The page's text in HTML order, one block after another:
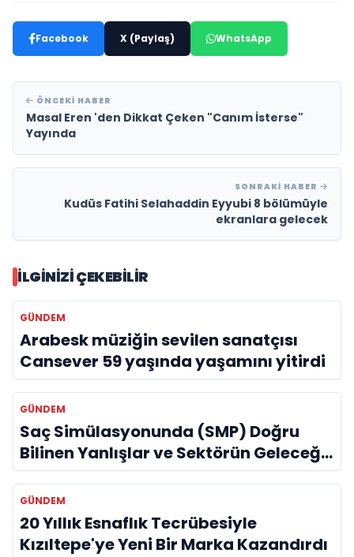
Facebook X (Paylaş) WhatsApp
ÖNCEKI HABER
Masal Eren 'den Dikkat Çeken "Canım İsterse"
Yayında
SONRAKI HABER
Kudüs Fatihi Selahaddin Eyyubi 8 bölümüyle
ekranlara gelecek
İLGINIZI ÇEKEBILIR
GÜNDEM
Arabesk müziğin sevilen sanatçısı
Cansever 59 yaşında yaşamını yitirdi
GÜNDEM
Saç Simülasyonunda (SMP) Doğru
Bilinen Yanlışlar ve Sektörün Geleceği:
Onur Akdeniz ile Özel Röportaj
GÜNDEM
20 Yıllık Esnaflık Tecrübesiyle
Kızıltepe'ye Yeni Bir Marka Kazandırdı